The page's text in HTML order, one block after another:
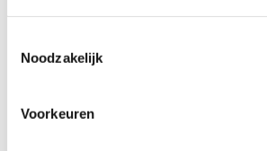
Noodzakelijk
Voorkeuren